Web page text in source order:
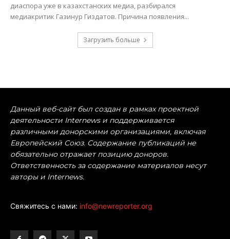
диаспора уже в казахстанских медиа, разбирался
медиакритик Газинур Гиздатов. Причина появления...
Загрузить больше
Данный веб-сайт был создан в рамках проектной
деятельности Internews и поддерживается
различными донорскими организациями, включая
Европейский Союз. Содержание публикаций не
обязательно отражает позицию доноров.
Ответственность за содержание материалов несут
авторы и Internews.
Свяжитесь с нами: info@newreporter.org